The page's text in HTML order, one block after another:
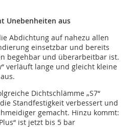
Unebenheiten aus
Abdichtung auf nahezu allen
einsetzbar und bereits
begehbar und überarbeitbar ist.
verläuft lange und gleicht kleine
Dichtschlämme „S7“
Standfestigkeit verbessert und
gemacht. Hinzu kommt:
ist jetzt bis 5 bar